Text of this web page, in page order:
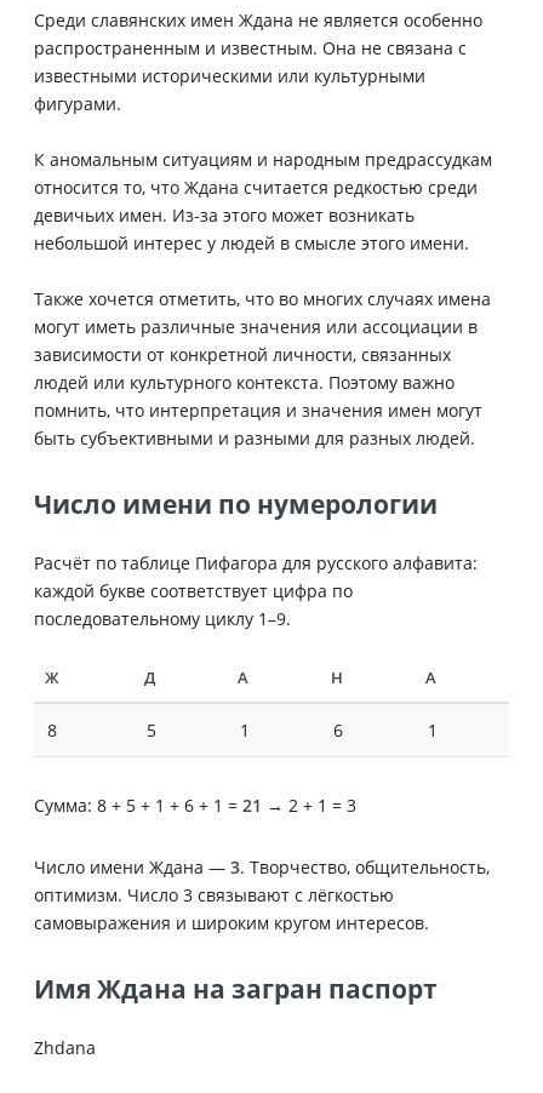
Среди славянских имен Ждана не является особенно
распространенным и известным. Она не связана с
известными историческими или культурными
фигурами.
К аномальным ситуациям и народным предрассудкам
относится то, что Ждана считается редкостью среди
девичьих имен. Из-за этого может возникать
небольшой интерес у людей в смысле этого имени.
Также хочется отметить, что во многих случаях имена
могут иметь различные значения или ассоциации в
зависимости от конкретной личности, связанных
людей или культурного контекста. Поэтому важно
помнить, что интерпретация и значения имен могут
быть субъективными и разными для разных людей.
Число имени по нумерологии
Расчёт по таблице Пифагора для русского алфавита:
каждой букве соответствует цифра по
последовательному циклу 1–9.
Ж Д А Н А
8 5 1 6 1
Сумма: 8 + 5 + 1 + 6 + 1 = 21 → 2 + 1 = 3
Число имени Ждана — 3. Творчество, общительность,
оптимизм. Число 3 связывают с лёгкостью
самовыражения и широким кругом интересов.
Имя Ждана на загран паспорт
Zhdana